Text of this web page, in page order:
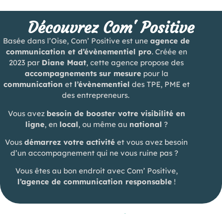
Découvrez Com' Positive
Basée dans l’Oise, Com’ Positive est uneagence de
communication et d’évènementiel pro. Créée en
2023 par Diane Maat, cette agence propose des
accompagnements sur mesurepour la
communication et l’évènementiel des TPE, PME et
des entrepreneurs.
Vous avez besoin de booster votre visibilité en
ligne, en local, ou même au national ?
Vousdémarrez votre activité et vous avez besoin
d’un accompagnement qui ne vous ruine pas ?
Vous êtes au bon endroit avec Com’ Positive,
l’agence de communication responsable!